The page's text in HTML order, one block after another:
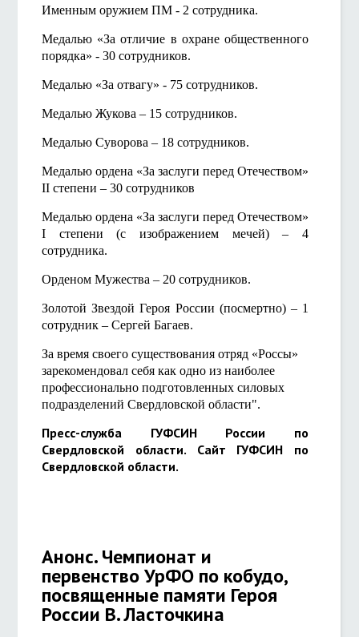
Именным оружием ПМ - 2 сотрудника.
Медалью «За отличие в охране общественного
порядка» - 30 сотрудников.
Медалью «За отвагу» - 75 сотрудников.
Медалью Жукова – 15 сотрудников.
Медалью Суворова – 18 сотрудников.
Медалью ордена «За заслуги перед Отечеством»
II степени – 30 сотрудников
Медалью ордена «За заслуги перед Отечеством»
I степени (с изображением мечей) – 4
сотрудника.
Орденом Мужества – 20 сотрудников.
Золотой Звездой Героя России (посмертно) – 1
сотрудник – Сергей Багаев.
За время своего существования отряд «Россы»
зарекомендовал себя как одно из наиболее
профессионально подготовленных силовых
подразделений Свердловской области".
Пресс-служба ГУФСИН России по
Свердловской области. Сайт ГУФСИН по
Свердловской области.
Анонс. Чемпионат и
первенство УрФО по кобудо,
посвященные памяти Героя
России В. Ласточкина